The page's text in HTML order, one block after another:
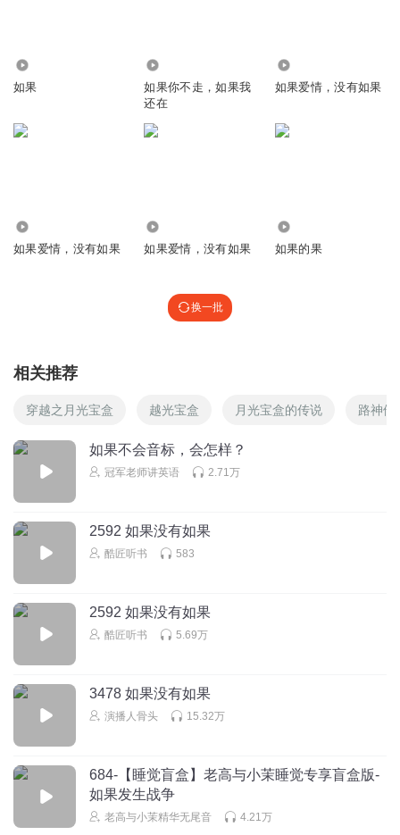
如果
如果你不走，如果我
还在
如果爱情，没有如果
如果爱情，没有如果 如果爱情，没有如果 如果的果
换一批
相关推荐
穿越之月光宝盒 越光宝盒 月光宝盒的传说 路神他
如果不会音标，会怎样？
冠军老师讲英语 2.71万
2592 如果没有如果
酷匠听书 583
2592 如果没有如果
酷匠听书 5.69万
3478 如果没有如果
演播人骨头 15.32万
684-【睡觉盲盒】老高与小茉睡觉专享盲盒版-
如果发生战争
老高与小茉精华无尾音 4.21万